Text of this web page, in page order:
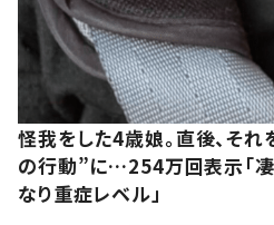
怪我をした4歳娘。直後、そ
の行動”に…254万回表示「凄
なり重症レベル」